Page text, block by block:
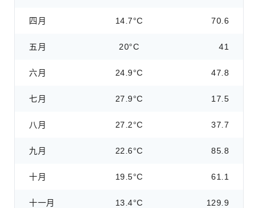
四月 14.7°C 70.6
五月 20°C 41
六月 24.9°C 47.8
七月 27.9°C 17.5
八月 27.2°C 37.7
九月 22.6°C 85.8
十月 19.5°C 61.1
十一月 13.4°C 129.9